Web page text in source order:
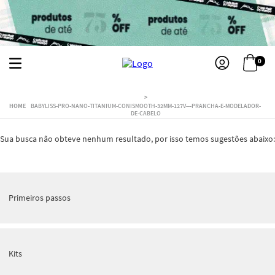
0
BABYLISS-PRO-NANO-TITANIUM-CONISMOOTH-32MM-127V---PRANCHA-E-MODELADOR-
DE-CABELO
Sua busca não obteve nenhum resultado, por isso temos sugestões abaixo:
Primeiros passos
Kits